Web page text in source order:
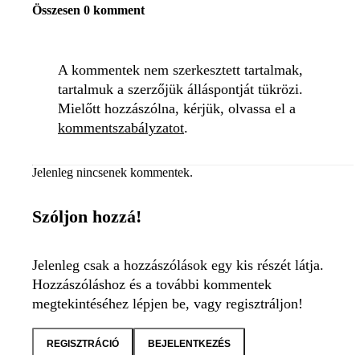
Összesen 0 komment
A kommentek nem szerkesztett tartalmak,
tartalmuk a szerzőjük álláspontját tükrözi.
Mielőtt hozzászólna, kérjük, olvassa el a
kommentszabályzatot.
Jelenleg nincsenek kommentek.
Szóljon hozzá!
Jelenleg csak a hozzászólások egy kis részét látja.
Hozzászóláshoz és a további kommentek
megtekintéséhez lépjen be, vagy regisztráljon!
REGISZTRÁCIÓ BEJELENTKEZÉS